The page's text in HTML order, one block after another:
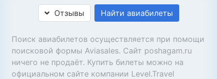
Отзывы Найти авиабилеты
Поиск авиабилетов осуществляется при помощи
поисковой формы Aviasales. Сайт poshagam.ru
ничего не продаёт. Купить билеты можно на
официальном сайте компании Level.Travel